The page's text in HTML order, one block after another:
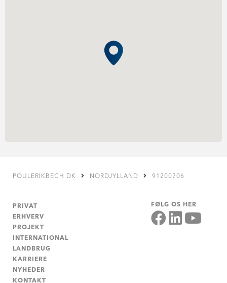
POULERIKBECH.DK NORDJYLLAND 91200706
PRIVAT
ERHVERV
PROJEKT
INTERNATIONAL
LANDBRUG
KARRIERE
NYHEDER
KONTAKT
FØLG OS HER